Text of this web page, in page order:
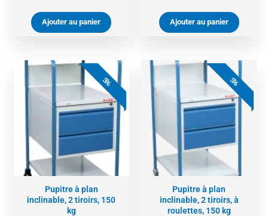
Ajouter au panier Ajouter au panier
5%
Pupitre à plan
inclinable, 2 tiroirs, 150
kg
prix
initial
était :
619,00 €.
Le
actuel
est :
588,00 €.
5%
Pupitre à plan
inclinable, 2 tiroirs, à
roulettes, 150 kg
prix
initial
était :
Le
prix
est :